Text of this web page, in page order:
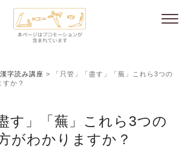
漢字読み講座 >
「只管」「盡す」「蕪」これら3つの
か？
す」「蕪」これら3つの
がわかりますか？